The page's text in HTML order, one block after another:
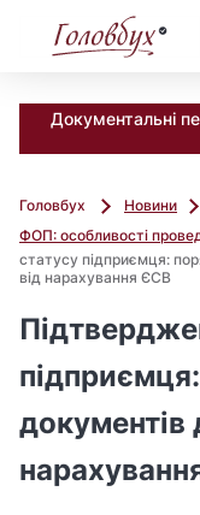
Документальні
Головбух
Новини
ФОП: особливості
статусу підприємця:
від нарахування ЄСВ
документів